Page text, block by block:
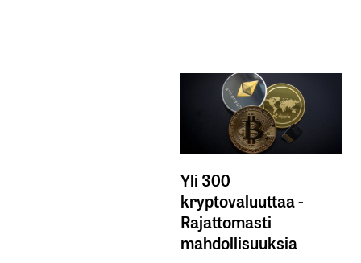
Yli 300
kryptovaluuttaa -
Rajattomasti
mahdollisuuksia